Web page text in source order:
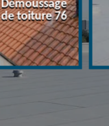
Démoussage
de toiture 76